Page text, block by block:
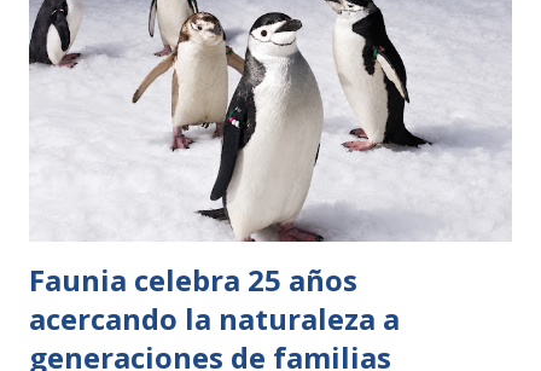
Faunia celebra 25 años
acercando la naturaleza a
generaciones de familias